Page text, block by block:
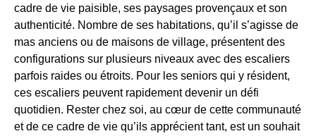
cadre de vie paisible, ses paysages provençaux et son
authenticité. Nombre de ses habitations, qu’il s’agisse de
mas anciens ou de maisons de village, présentent des
configurations sur plusieurs niveaux avec des escaliers
parfois raides ou étroits. Pour les seniors qui y résident,
ces escaliers peuvent rapidement devenir un défi
quotidien. Rester chez soi, au cœur de cette communauté
et de ce cadre de vie qu’ils apprécient tant, est un souhait